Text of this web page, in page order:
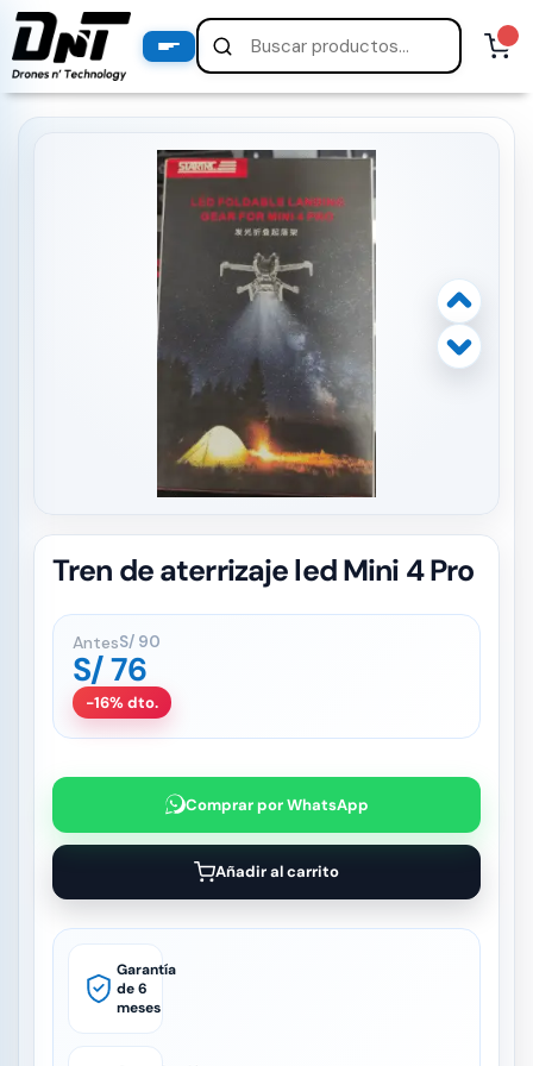
Tren de aterrizaje led Mini 4 Pro
AntesS/ 90
S/76
-16% dto.
Comprar por WhatsApp
Añadir al carrito
Garantía
de 6
meses
PRODUCTOS
productos destacados